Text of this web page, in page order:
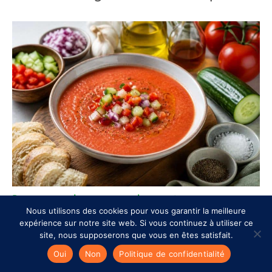
Recette gaspacho express au thermomix
Nous utilisons des cookies pour vous garantir la meilleure
expérience sur notre site web. Si vous continuez à utiliser ce
site, nous supposerons que vous en êtes satisfait.
Oui
Non Politique de confidentialité